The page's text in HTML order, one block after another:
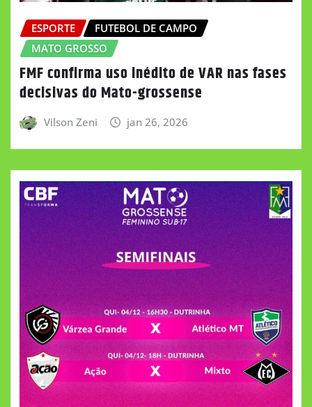
ESPORTE
FUTEBOL DE CAMPO
MATO GROSSO
FMF confirma uso inédito de VAR nas fases
decisivas do Mato-grossense
Vilson Zeni jan 26, 2026